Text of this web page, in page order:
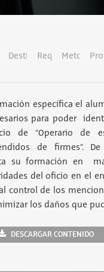
DestinatariosRequisitos
específica el
para poder
de “Operario de
de firmes”.
su formación en
del oficio en el
control de los
los daños que
DESCARGAR CONTENIDO